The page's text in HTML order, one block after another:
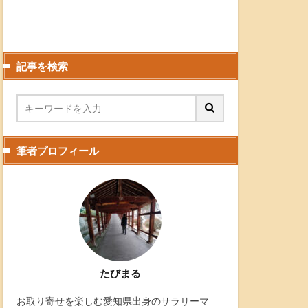
記事を検索
筆者プロフィール
たびまる
お取り寄せを楽しむ愛知県出身のサラリーマ